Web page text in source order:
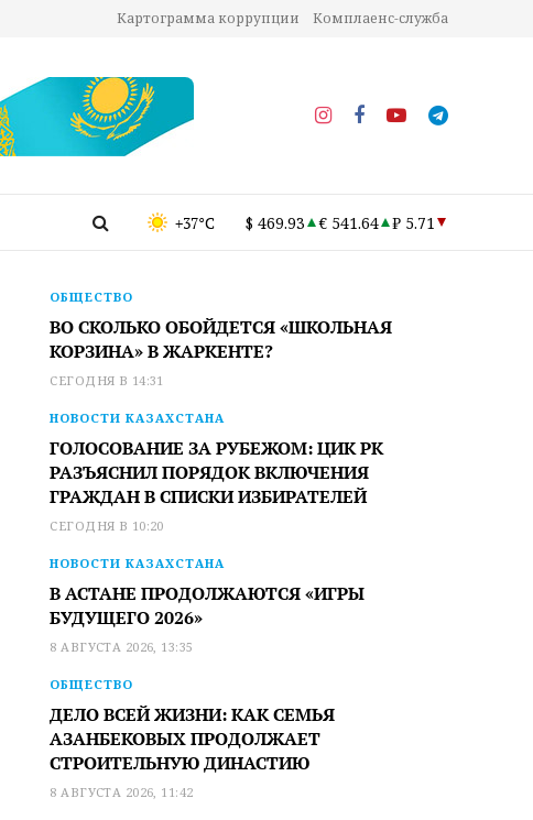
Картограмма коррупции Комплаенс-служба
+37°C $ 469.93 € 541.64 ₽ 5.71
ОБЩЕСТВО
ВО СКОЛЬКО ОБОЙДЕТСЯ «ШКОЛЬНАЯ
КОРЗИНА» В ЖАРКЕНТЕ?
СЕГОДНЯ В 14:31
НОВОСТИ КАЗАХСТАНА
ГОЛОСОВАНИЕ ЗА РУБЕЖОМ: ЦИК РК
РАЗЪЯСНИЛ ПОРЯДОК ВКЛЮЧЕНИЯ
ГРАЖДАН В СПИСКИ ИЗБИРАТЕЛЕЙ
СЕГОДНЯ В 10:20
НОВОСТИ КАЗАХСТАНА
В АСТАНЕ ПРОДОЛЖАЮТСЯ «ИГРЫ
БУДУЩЕГО 2026»
8 АВГУСТА 2026, 13:35
ОБЩЕСТВО
ДЕЛО ВСЕЙ ЖИЗНИ: КАК СЕМЬЯ
АЗАНБЕКОВЫХ ПРОДОЛЖАЕТ
СТРОИТЕЛЬНУЮ ДИНАСТИЮ
8 АВГУСТА 2026, 11:42